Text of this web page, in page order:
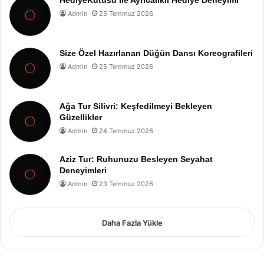
Admin 25 Temmuz 2026
Size Özel Hazırlanan Düğün Dansı Koreografileri
Admin 25 Temmuz 2026
Ağa Tur Silivri: Keşfedilmeyi Bekleyen
Güzellikler
Admin 24 Temmuz 2026
Aziz Tur: Ruhunuzu Besleyen Seyahat
Deneyimleri
Admin 23 Temmuz 2026
Daha Fazla Yükle